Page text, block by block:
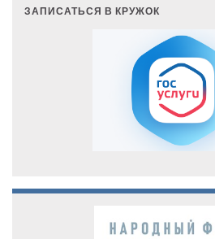
ЗАПИСАТЬСЯ В КРУЖОК